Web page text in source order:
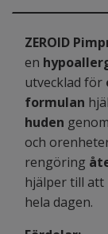
ZEROID
en
utvecklad för
formulan
huden
och
rengöring
hjälper till att
hela dagen.